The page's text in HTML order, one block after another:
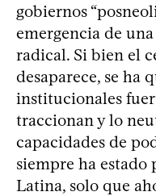
gobiernos
emergencia de
radical. Si bien el
desaparece, se ha
institucionales
traccionan y lo
capacidades de
siempre ha estado
Latina, solo que